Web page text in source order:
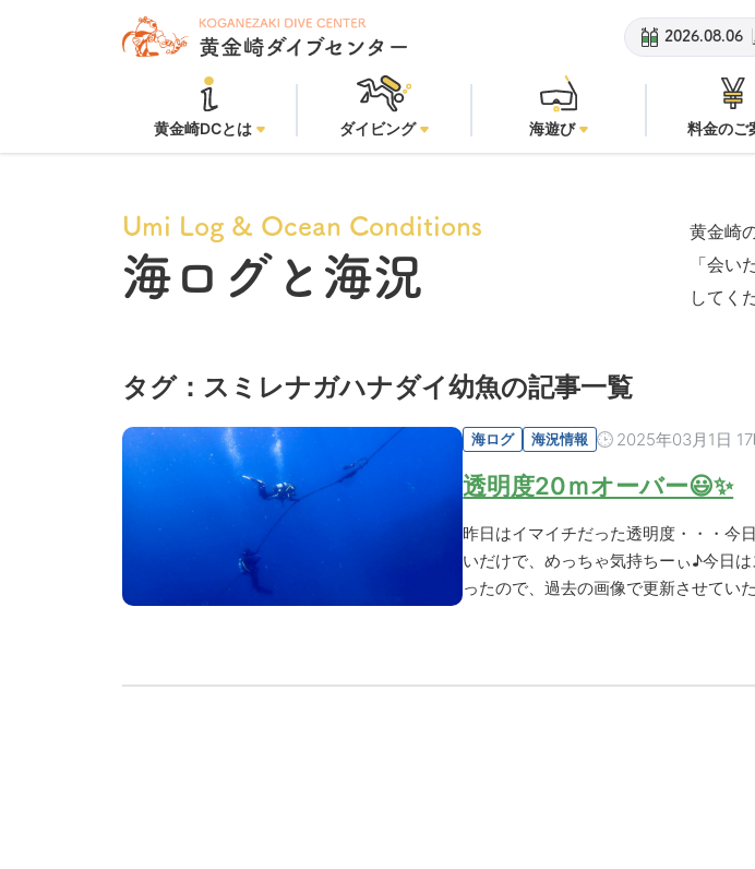
2026.08.06
オープン 安良里
黄金崎DCとは ダイビング 海遊び 料金のご
Umi Log & Ocean Conditions
海ログと海況
黄金崎
「会
してく
タグ：スミレナガハナダイ幼魚の記事一覧
海ログ 海況情報 2025年03月1日
透明度20ｍオーバー😃✨
昨日はイマイチだった透明度・・・今
いだけで、めっちゃ気持ちーぃ♪今日
ったので、過去の画像で更新させてい